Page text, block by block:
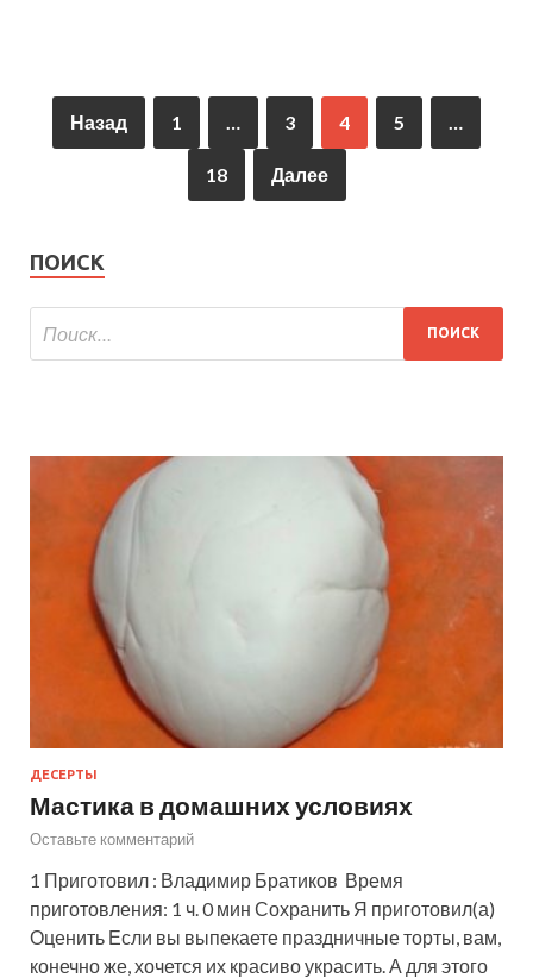
Назад 1 3 4 5
18 Далее
ПОИСК
ДЕСЕРТЫ
Мастика в домашних условиях
Оставьте комментарий
1 Приготовил : Владимир Братиков Время
приготовления: 1 ч. 0 мин Сохранить Я приготовил(а)
Оценить Если вы выпекаете праздничные торты, вам,
конечно же, хочется их красиво украсить. А для этого